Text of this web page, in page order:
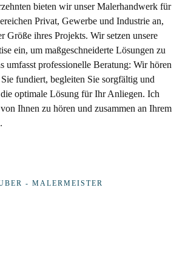
bieten wir unser Malerhandwerk für
Privat, Gewerbe und Industrie an,
Größe ihres Projekts. Wir setzen unsere
ein, um maßgeschneiderte Lösungen zu
umfasst professionelle Beratung: Wir hören
fundiert, begleiten Sie sorgfältig und
optimale Lösung für Ihr Anliegen. Ich
Ihnen zu hören und zusammen an Ihrem
- MALERMEISTER